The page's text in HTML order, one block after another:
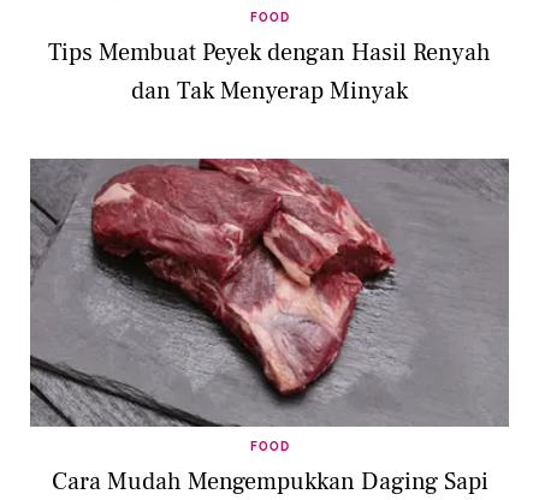
FOOD
Tips Membuat Peyek dengan Hasil Renyah
dan Tak Menyerap Minyak
FOOD
Cara Mudah Mengempukkan Daging Sapi